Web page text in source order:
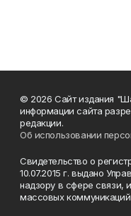
© 2026 Сайт издания
информации сайта
редакции.
Об использовании
Свидетельство о
10.07.2015 г. выдано
надзору в сфере связи,
массовых